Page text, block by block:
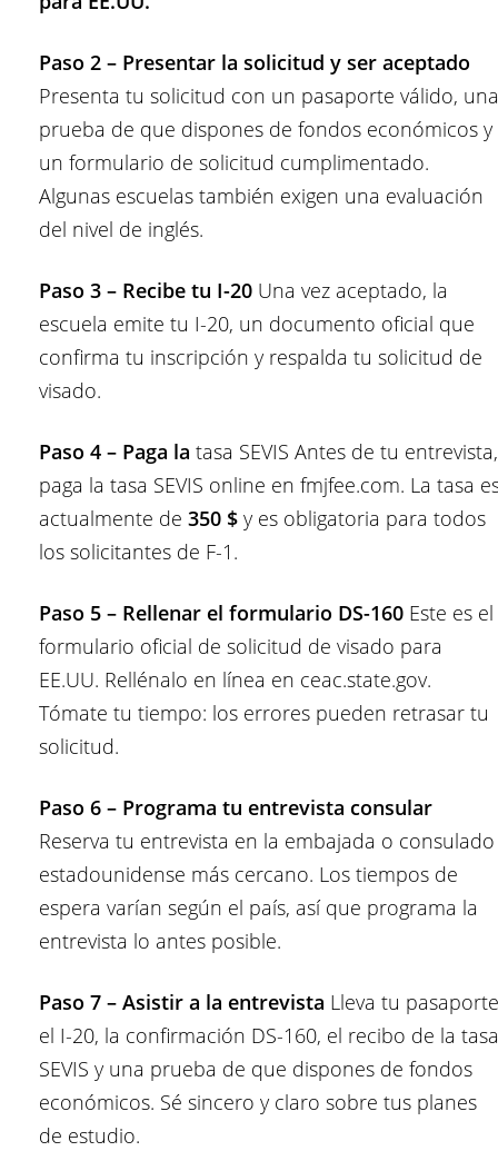
Paso 2 – Presentar la solicitud y ser aceptado
Presenta tu solicitud con un pasaporte válido, una
prueba de que dispones de fondos económicos y
un formulario de solicitud cumplimentado.
Algunas escuelas también exigen una evaluación
del nivel de inglés.
Paso 3 – Recibe tu I-20 Una vez aceptado, la
escuela emite tu I-20, un documento oficial que
confirma tu inscripción y respalda tu solicitud de
visado.
Paso 4 – Paga la tasa SEVIS Antes de tu entrevista,
paga la tasa SEVIS online en fmjfee.com. La tasa
actualmente de 350 $ y es obligatoria para todos
los solicitantes de F-1.
Paso 5 – Rellenar el formulario DS-160 Este es el
formulario oficial de solicitud de visado para
EE.UU. Rellénalo en línea en ceac.state.gov.
Tómate tu tiempo: los errores pueden retrasar tu
solicitud.
Paso 6 – Programa tu entrevista consular
Reserva tu entrevista en la embajada o consulado
estadounidense más cercano. Los tiempos de
espera varían según el país, así que programa la
entrevista lo antes posible.
Paso 7 – Asistir a la entrevista Lleva tu
el I-20, la confirmación DS-160, el recibo de la tasa
SEVIS y una prueba de que dispones de fondos
económicos. Sé sincero y claro sobre tus planes
de estudio.